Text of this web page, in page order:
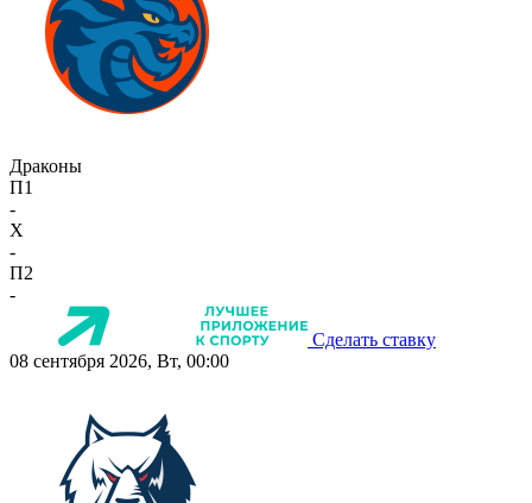
Драконы
П1
-
X
-
П2
-
Сделать ставку
08 сентября 2026, Вт, 00:00